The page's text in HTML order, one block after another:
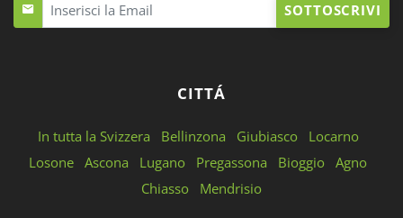
SOTTOSCRIVI
CITTÁ
In tutta la Svizzera Bellinzona Giubiasco
Locarno
Losone Ascona Lugano Pregassona Bioggio Agno
Chiasso
Mendrisio